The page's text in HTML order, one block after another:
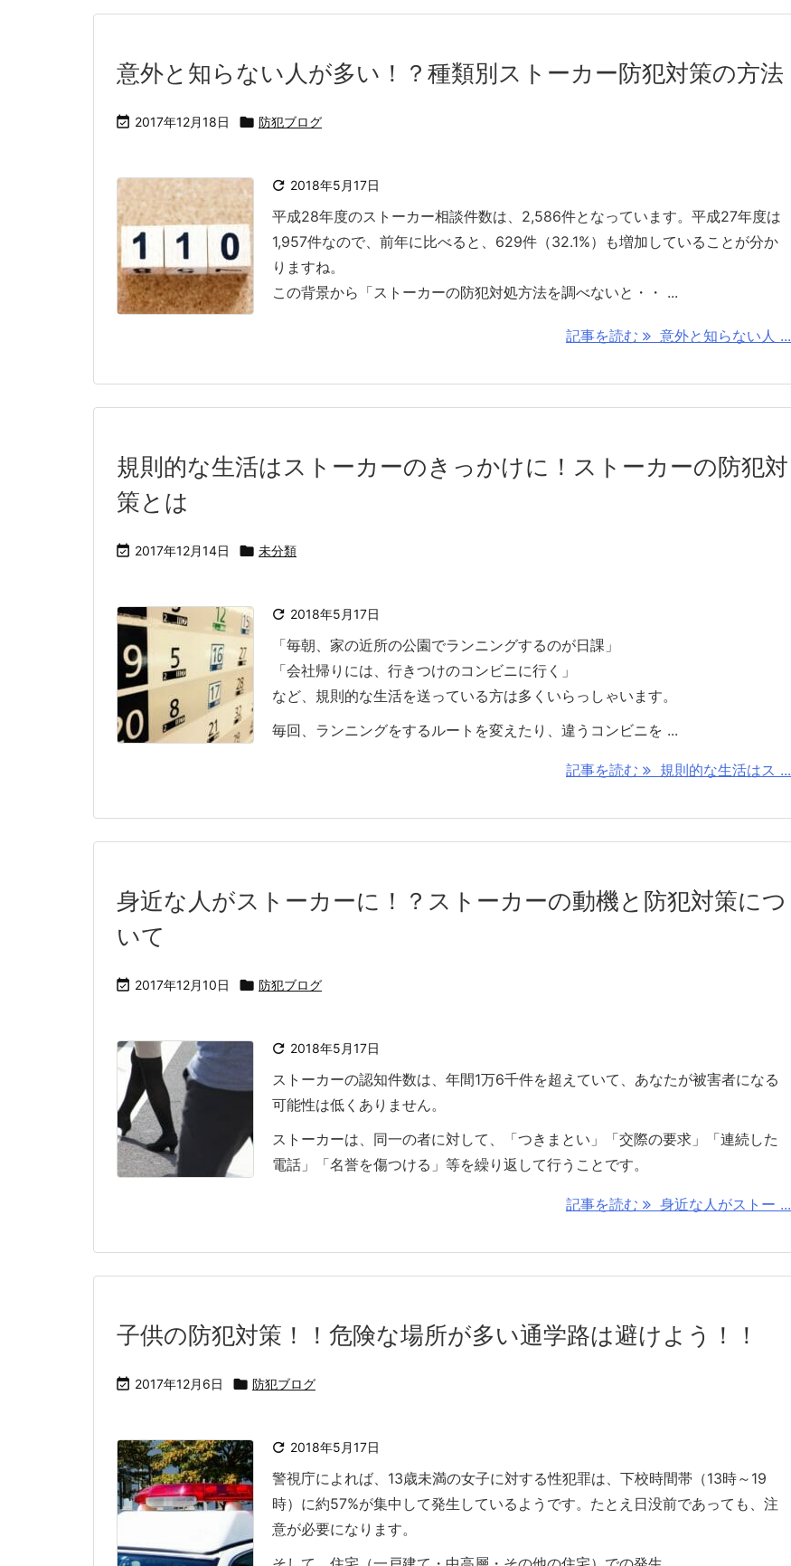
意外と知らない人が多い！？種類別ストーカー防犯対策の方法
 2017年12月18日  防犯ブログ
 2018年5月17日
平成28年度のストーカー相談件数は、2,586件となっています。平成27年度は
1,957件なので、前年に比べると、629件（32.1%）も増加していることが分か
りますね。
この背景から「ストーカーの防犯対処方法を調べないと・・ ...
記事を読む 意外と知らない人 ...
規則的な生活はストーカーのきっかけに！ストーカーの防犯対
策とは
 2017年12月14日  未分類
 2018年5月17日
「毎朝、家の近所の公園でランニングするのが日課」
「会社帰りには、行きつけのコンビニに行く」
など、規則的な生活を送っている方は多くいらっしゃいます。
毎回、ランニングをするルートを変えたり、違うコンビニを ...
記事を読む 規則的な生活はス ...
身近な人がストーカーに！？ストーカーの動機と防犯対策につ
いて
 2017年12月10日  防犯ブログ
 2018年5月17日
ストーカーの認知件数は、年間1万6千件を超えていて、あなたが被害者になる
可能性は低くありません。
ストーカーは、同一の者に対して、「つきまとい」「交際の要求」「連続した
電話」「名誉を傷つける」等を繰り返して行うことです。
記事を読む 身近な人がストー ...
子供の防犯対策！！危険な場所が多い通学路は避けよう！！
 2017年12月6日  防犯ブログ
 2018年5月17日
警視庁によれば、13歳未満の女子に対する性犯罪は、下校時間帯（13時～19
時）に約57%が集中して発生しているようです。たとえ日没前であっても、注
意が必要になります。